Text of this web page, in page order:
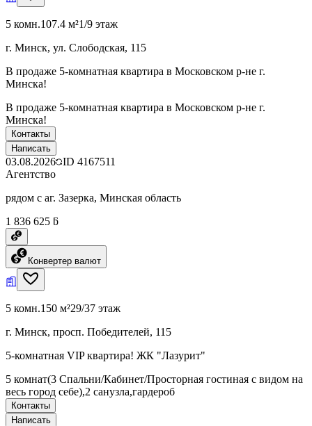
5 комн.107.4 м²1/9 этаж
г. Минск, ул. Слободская, 115
В продаже 5-комнатная квартира в Московском р-не г.
Минска!
В продаже 5-комнатная квартира в Московском р-не г.
Минска!
Контакты
Написать
03.08.2026 ID 4167511
Агентство
рядом с аг. Зазерка, Минская область
1 836 625 ƃ
Конвертер валют
5 комн.150 м²29/37 этаж
г. Минск, просп. Победителей, 115
5-комнатная VIP квартира! ЖК "Лазурит"
5 комнат(3 Спальни/Кабинет/Просторная гостиная с видом на
весь город себе),2 санузла,гардероб
Контакты
Написать